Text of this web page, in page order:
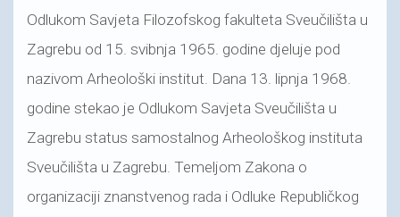
Odlukom Savjeta Filozofskog fakulteta Sveučilišta u
Zagrebu od 15. svibnja 1965. godine djeluje pod
nazivom Arheološki institut. Dana 13. lipnja 1968.
godine stekao je Odlukom Savjeta Sveučilišta u
Zagrebu status samostalnog Arheološkog instituta
Sveučilišta u Zagrebu. Temeljom Zakona o
organizaciji znanstvenog rada i Odluke Republičkog